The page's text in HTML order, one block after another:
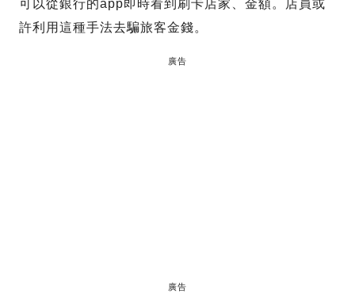
可以從銀行的app即時看到刷卡店家、金額。店員或
許利用這種手法去騙旅客金錢。
廣告
廣告